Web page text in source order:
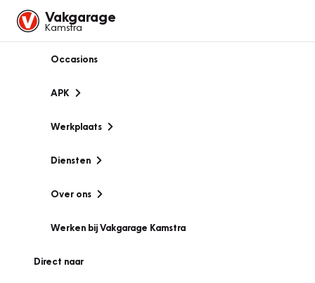
Vakgarage
Kamstra
Occasions
APK
Werkplaats
Diensten
Over ons
Werken bij Vakgarage Kamstra
Direct naar